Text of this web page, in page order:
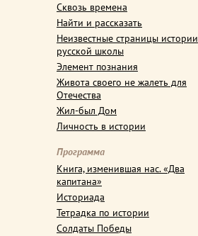
Сквозь времена
Найти и рассказать
Неизвестные страницы истории
русской школы
Элемент познания
Живота своего не жалеть для
Отечества
Жил-был Дом
Личность в истории
Программа
Книга, изменившая нас. «Два
капитана»
Историада
Тетрадка по истории
Солдаты Победы